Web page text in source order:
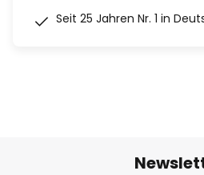
Seit 25 Jahren Nr. 1 in